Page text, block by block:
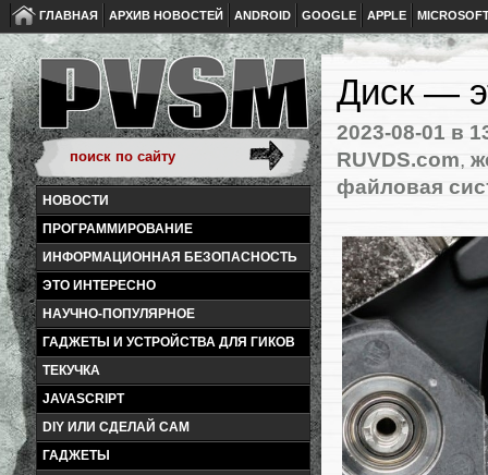
ГЛАВНАЯ АРХИВ НОВОСТЕЙ ANDROID GOOGLE APPLE
НОВОСТИ
ПРОГРАММИРОВАНИЕ
ИНФОРМАЦИОННАЯ БЕЗОПАСНОСТЬ
ЭТО ИНТЕРЕСНО
НАУЧНО-ПОПУЛЯРНОЕ
ГАДЖЕТЫ И УСТРОЙСТВА ДЛЯ ГИКОВ
ТЕКУЧКА
JAVASCRIPT
DIY ИЛИ СДЕЛАЙ САМ
ГАДЖЕТЫ
Диск —
2023-08-01 в
RUVDS.com,
файловая